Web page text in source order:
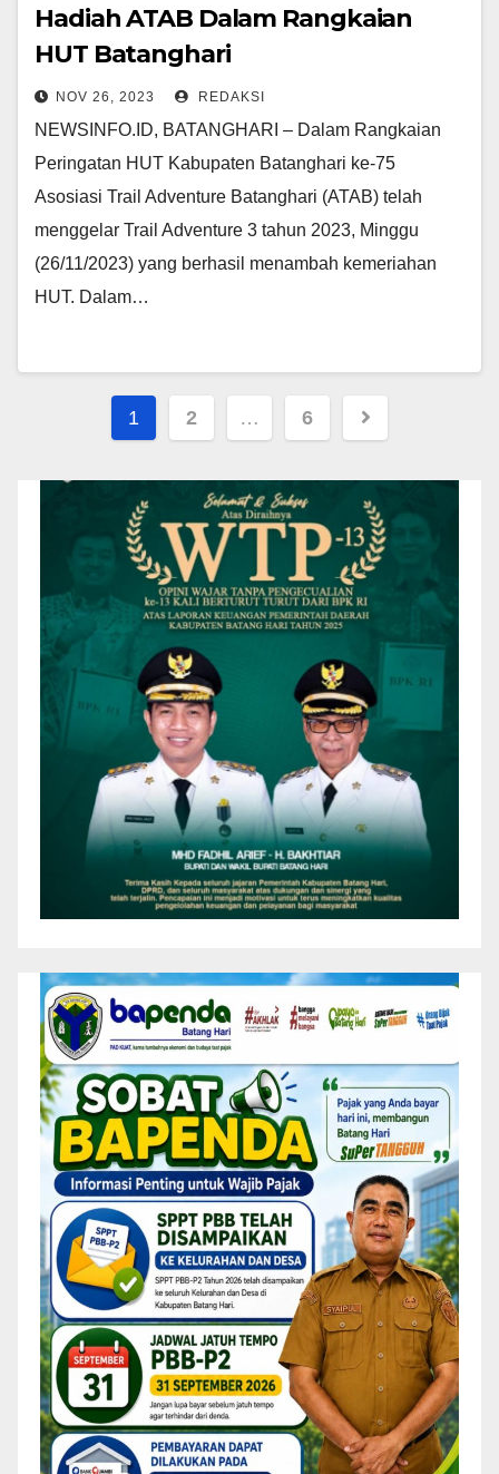
Hadiah ATAB Dalam Rangkaian
HUT Batanghari
NOV 26, 2023 REDAKSI
NEWSINFO.ID, BATANGHARI – Dalam Rangkaian
Peringatan HUT Kabupaten Batanghari ke-75
Asosiasi Trail Adventure Batanghari (ATAB) telah
menggelar Trail Adventure 3 tahun 2023, Minggu
(26/11/2023) yang berhasil menambah kemeriahan
HUT. Dalam…
Navigasi
1 2 … 6